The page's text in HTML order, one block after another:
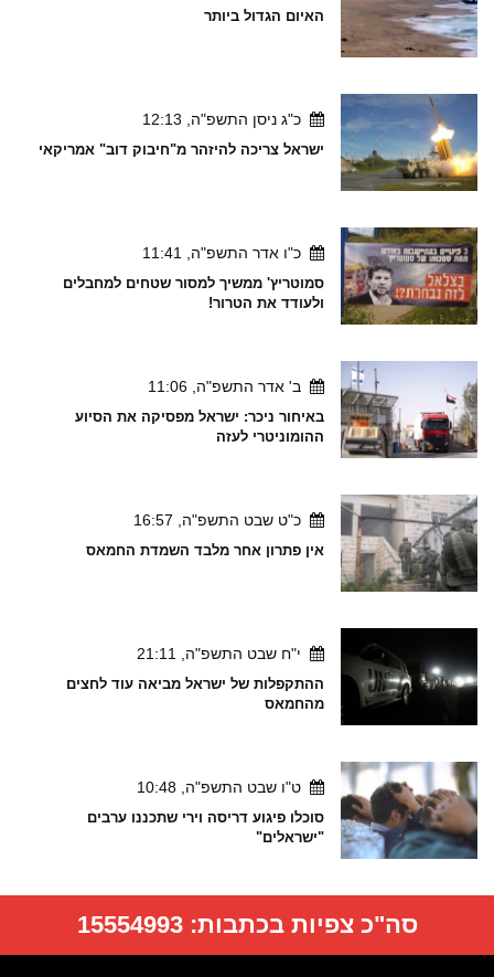
האיום הגדול ביותר
כ"ג ניסן התשפ"ה, 12:13
ישראל צריכה להיזהר מ"חיבוק דוב" אמריקאי
כ"ו אדר התשפ"ה, 11:41
סמוטריץ' ממשיך למסור שטחים למחבלים
ולעודד את הטרור!
ב' אדר התשפ"ה, 11:06
באיחור ניכר: ישראל מפסיקה את הסיוע
ההומוניטרי לעזה
כ"ט שבט התשפ"ה, 16:57
אין פתרון אחר מלבד השמדת החמאס
י"ח שבט התשפ"ה, 21:11
ההתקפלות של ישראל מביאה עוד לחצים
מהחמאס
ט"ו שבט התשפ"ה, 10:48
סוכלו פיגוע דריסה וירי שתכננו ערבים
"ישראלים"
סה"כ צפיות בכתבות:15554993